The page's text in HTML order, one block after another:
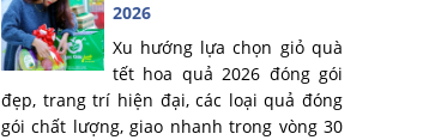
2026
Xu hướng lựa chọn giỏ quà
tết hoa quả 2026 đóng gói
đẹp, trang trí hiện đại, các loại quả đóng
gói chất lượng, giao nhanh trong vòng 30